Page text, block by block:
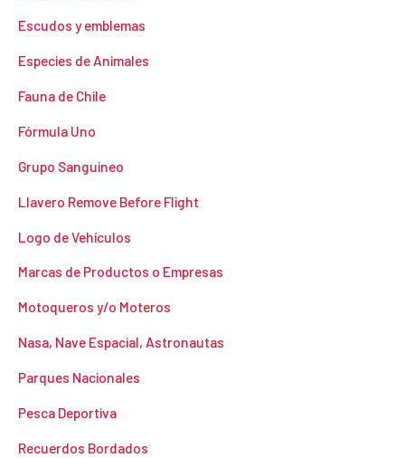
Escudos y emblemas
Especies de Animales
Fauna de Chile
Fórmula Uno
Grupo Sanguineo
Llavero Remove Before Flight
Logo de Vehículos
Marcas de Productos o Empresas
Motoqueros y/o Moteros
Nasa, Nave Espacial, Astronautas
Parques Nacionales
Pesca Deportiva
Recuerdos Bordados